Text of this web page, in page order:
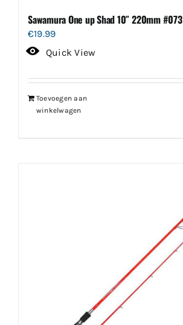
Sawamura One up Shad 10″ 220mm #073
€19.99
Quick View
Toevoegen aan
winkelwagen